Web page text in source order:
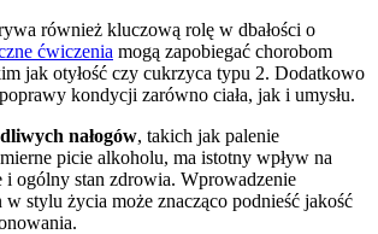
również kluczową rolę w dbałości o
ćwiczenia mogą zapobiegać chorobom
jak otyłość czy cukrzyca typu 2. Dodatkowo
kondycji zarówno ciała, jak i umysłu.
nałogów, takich jak palenie
picie alkoholu, ma istotny wpływ na
i ogólny stan zdrowia. Wprowadzenie
stylu życia może znacząco podnieść jakość